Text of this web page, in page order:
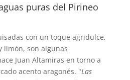
puras del Pirineo
con un toque agridulce,
limón, son algunas
Juan Altamiras en torno a
acento aragonés. "Las